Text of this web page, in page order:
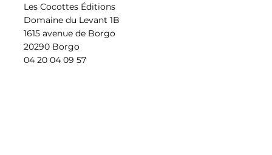
Les Cocottes Éditions
Domaine du Levant 1B
1615 avenue de Borgo
20290 Borgo
04 20 04 09 57